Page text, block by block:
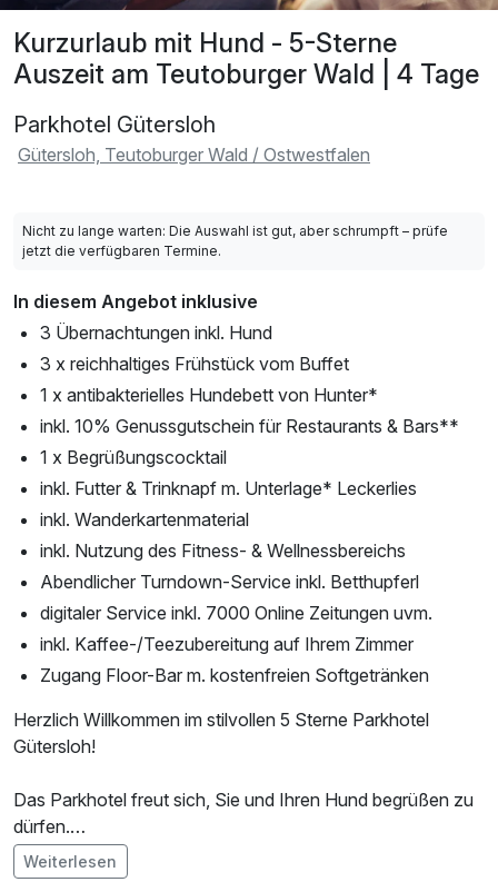
Kurzurlaub mit Hund - 5-Sterne
Auszeit am Teutoburger Wald | 4 Tage
Parkhotel Gütersloh
Gütersloh, Teutoburger Wald / Ostwestfalen
Nicht zu lange warten: Die Auswahl ist gut, aber schrumpft – prüfe
jetzt die verfügbaren Termine.
In diesem Angebot inklusive
3 Übernachtungen inkl. Hund
3 x reichhaltiges Frühstück vom Buffet
1 x antibakterielles Hundebett von Hunter*
inkl. 10% Genussgutschein für Restaurants & Bars**
1 x Begrüßungscocktail
inkl. Futter & Trinknapf m. Unterlage* Leckerlies
inkl. Wanderkartenmaterial
inkl. Nutzung des Fitness- & Wellnessbereichs
Abendlicher Turndown-Service inkl. Betthupferl
digitaler Service inkl. 7000 Online Zeitungen uvm.
inkl. Kaffee-/Teezubereitung auf Ihrem Zimmer
Zugang Floor-Bar m. kostenfreien Softgetränken
Herzlich Willkommen im stilvollen 5 Sterne Parkhotel
Gütersloh!
Das Parkhotel freut sich, Sie und Ihren Hund begrüßen zu
dürfen.
Verbringen Sie einen abwechslungsreichen und
erholsamen Urlaub im exquisiten Parkhotel Gütersloh.
Im Angebot enthalten
Weiterlesen